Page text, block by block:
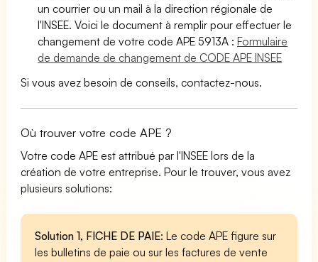
un courrier ou un mail à la direction régionale de
l'INSEE. Voici le document à remplir pour effectuer le
changement de votre code APE 5913A :Formulaire
de demande de changement de CODE APE INSEE
Si vous avez besoin de conseils, contactez-nous.
Où trouver votre code APE ?
Votre code APE est attribué par l'INSEE lors de la
création de votre entreprise. Pour le trouver, vous avez
plusieurs solutions:
Solution 1, FICHE DE PAIE: Le code APE figure sur
les bulletins de paie ou sur les factures de vente